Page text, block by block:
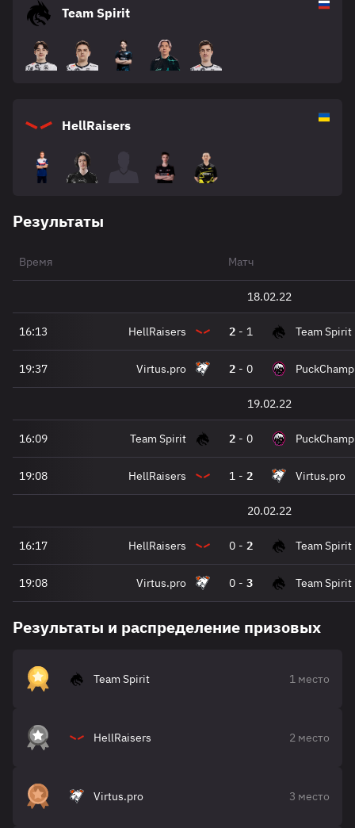
Team Spirit
HellRaisers
Результаты
Время Матч
18.02.22
16:13 HellRaisers 2 - 1 Team Spirit
19:37 Virtus.pro 2 - 0 PuckChamp
19.02.22
16:09 Team Spirit 2 - 0 PuckChamp
19:08 HellRaisers 1 - 2 Virtus.pro
20.02.22
16:17 HellRaisers 0 - 2 Team Spirit
19:08 Virtus.pro 0 - 3 Team Spirit
Результаты и распределение призовых
Team Spirit 1 место
HellRaisers 2 место
Virtus.pro 3 место